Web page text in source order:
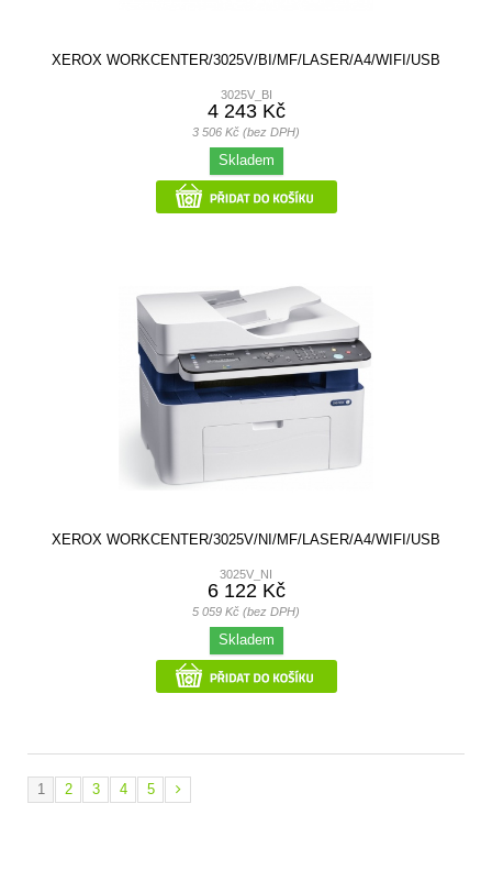
XEROX WORKCENTER/3025V/BI/MF/LASER/A4/WIFI/USB
3025V_BI
4 243 Kč
3 506 Kč (bez DPH)
Skladem
XEROX WORKCENTER/3025V/NI/MF/LASER/A4/WIFI/USB
3025V_NI
6 122 Kč
5 059 Kč (bez DPH)
Skladem
1 2 3 4 5